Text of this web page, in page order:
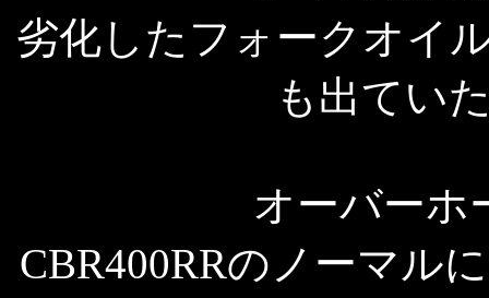
劣化したフォークオイ
も出てい
オーバーホ
CBR400RRのノーマル